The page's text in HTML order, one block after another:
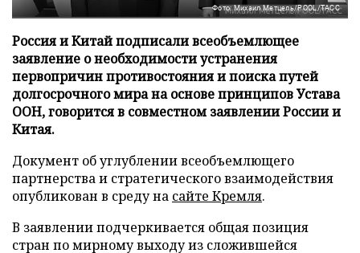
Фото: Михаил Метцель/POOL/ТАСС
Россия и Китай подписали всеобъемлющее
заявление о необходимости устранения
первопричин противостояния и поиска путей
долгосрочного мира на основе принципов Устава
ООН, говорится в совместном заявлении России и
Китая.
Документ об углублении всеобъемлющего
партнерства и стратегического взаимодействия
опубликован в среду на сайте Кремля.
В заявлении подчеркивается общая позиция
стран по мирному выходу из сложившейся